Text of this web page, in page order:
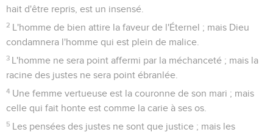
hait d'être repris, est un insensé.
2 L'homme de bien attire la faveur de l'Éternel ; mais Dieu
condamnera l'homme qui est plein de malice.
3 L'homme ne sera point affermi par la méchanceté ; mais la
racine des justes ne sera point ébranlée.
4 Une femme vertueuse est la couronne de son mari ; mais
celle qui fait honte est comme la carie à ses os.
5 Les pensées des justes ne sont que justice ; mais les